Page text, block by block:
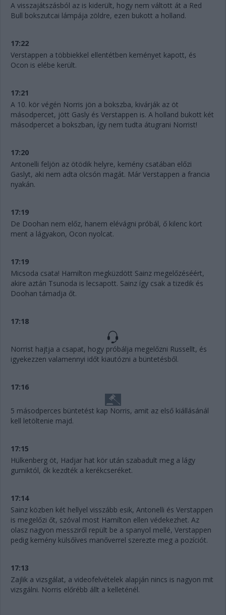
A visszajátszásból az is kiderült, hogy nem váltott át a Red
Bull bokszutcai lámpája zöldre, ezen bukott a holland.
17:22
Verstappen a többiekkel ellentétben keményet kapott, és
Ocon is elébe került.
17:21
A 10. kör végén Norris jön a bokszba, kivárják az öt
másodpercet, jött Gasly és Verstappen is. A holland bukott két
másodpercet a bokszban, így nem tudta átugrani Norrist!
17:20
Antonelli feljön az ötödik helyre, kemény csatában előzi
Gaslyt, aki nem adta olcsón magát. Már Verstappen a francia
nyakán.
17:19
De Doohan nem előz, hanem elévágni próbál, ő kilenc kört
ment a lágyakon, Ocon nyolcat.
17:19
Micsoda csata! Hamilton megküzdött Sainz megelőzéséért,
akire aztán Tsunoda is lecsapott. Sainz így csak a tizedik és
Doohan támadja őt.
17:18
Norrist hajtja a csapat, hogy próbálja megelőzni Russellt, és
igyekezzen valamennyi időt kiautózni a büntetésből.
17:16
5 másodperces büntetést kap Norris, amit az első kiállásánál
kell letöltenie majd.
17:15
Hülkenberg öt, Hadjar hat kör után szabadult meg a lágy
gumiktól, ők kezdték a kerékcseréket.
17:14
Sainz közben két hellyel visszább esik, Antonelli és Verstappen
is megelőzi őt, szóval most Hamilton ellen védekezhet. Az
olasz nagyon messziről repült be a spanyol mellé, Verstappen
pedig kemény külsőíves manőverrel szerezte meg a pozíciót.
17:13
Zajlik a vizsgálat, a videofelvételek alapján nincs is nagyon mit
vizsgálni. Norris előrébb állt a kelleténél.